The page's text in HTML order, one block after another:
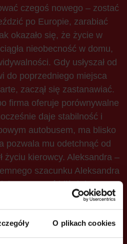
O plikach cookies
czegoś nowego – zostać
po Europie, zarabiać
okazało się, że życie w
nieobecność w domu,
Gdy usłyszał od
do poprzedniego miejsca
zaczął się zastanawiać.
firma oferuje porównywalne
daje stabilność i
autobusem, ma blisko
pozwala mu odetchnąć od
życiu kierowcy. Aleksandra –
szacunku Aleksandra
pracować bliżej domu.
nieopodal, wszystko
jednak okazało się, że
atmosfery. W nowym
w którym kobiety